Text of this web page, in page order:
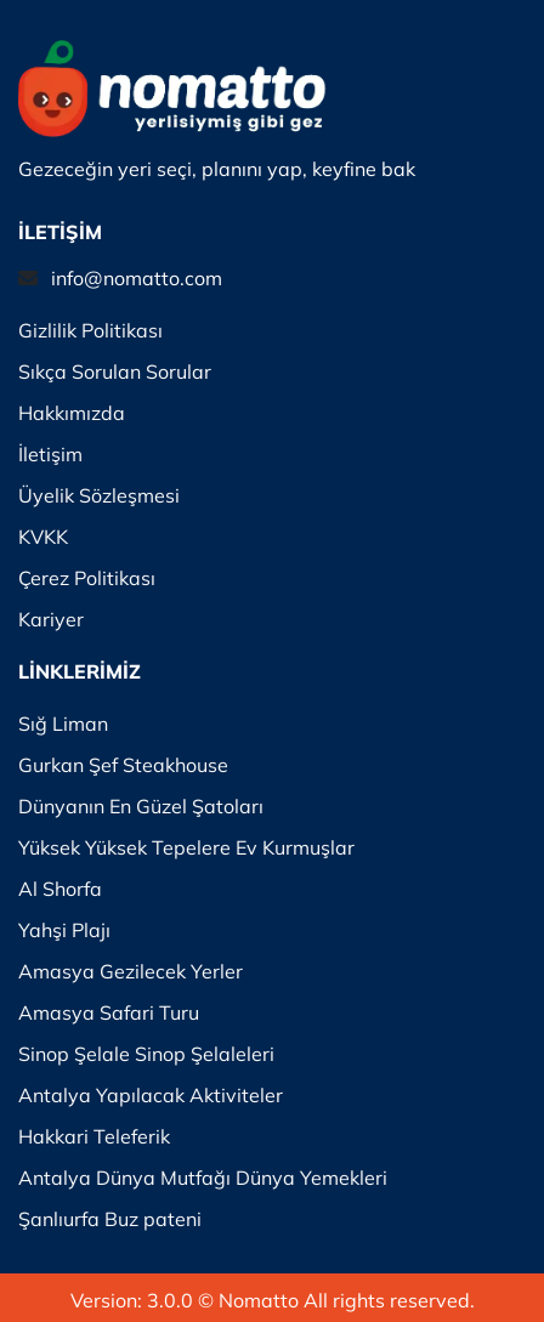
Gezeceğin yeri seçi, planını yap, keyfine bak
İLETİŞİM
info@nomatto.com
Gizlilik Politikası
Sıkça Sorulan Sorular
Hakkımızda
İletişim
Üyelik Sözleşmesi
KVKK
Çerez Politikası
Kariyer
LİNKLERİMİZ
Sığ Liman
Gurkan Şef Steakhouse
Dünyanın En Güzel Şatoları
Yüksek Yüksek Tepelere Ev Kurmuşlar
Al Shorfa
Yahşi Plajı
Amasya Gezilecek Yerler
Amasya Safari Turu
Sinop Şelale Sinop Şelaleleri
Antalya Yapılacak Aktiviteler
Hakkari Teleferik
Antalya Dünya Mutfağı Dünya Yemekleri
Şanlıurfa Buz pateni
Version: 3.0.0 © Nomatto All rights reserved.